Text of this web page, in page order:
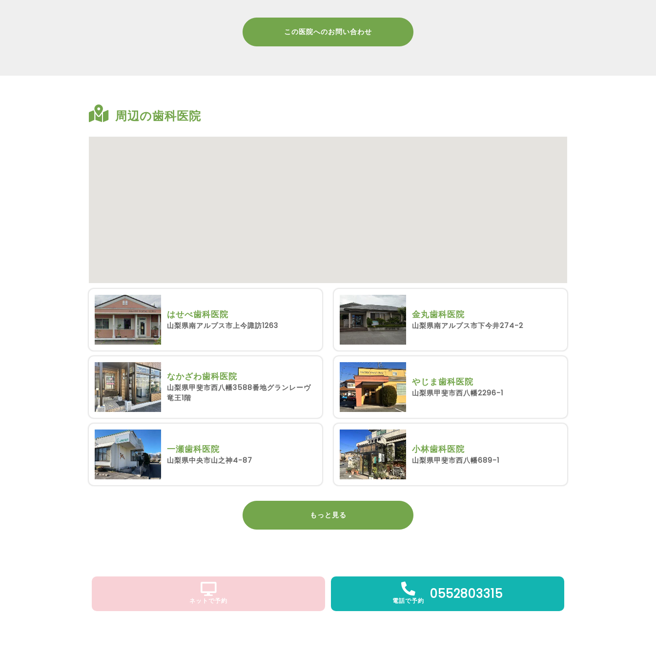
この医院へのお問い合わせ
周辺の歯科医院
はせべ歯科医院
山梨県南アルプス市上今諏訪1263
なかざわ歯科医院
山梨県甲斐市西八幡3588番地グランレーヴ
竜王1階
一瀬歯科医院
山梨県中央市山之神4-87
金丸歯科医院
山梨県南アルプス市下今井274-2
やじま歯科医院
山梨県甲斐市西八幡2296-1
小林歯科医院
山梨県甲斐市西八幡689-1
もっと見る
ネットで予約 電話で予約 0552803315